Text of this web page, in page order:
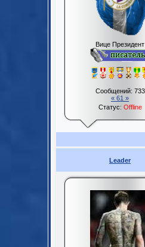
Вице Президент
Сообщений: 733
« 61 »
Статус: Offline
Leader